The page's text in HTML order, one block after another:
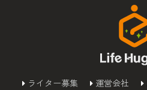
ライター募集 運営会社